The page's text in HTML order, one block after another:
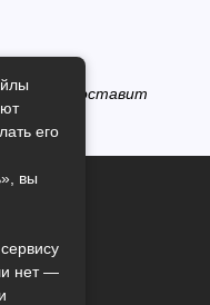
кто его оставит
его
вы
нет —